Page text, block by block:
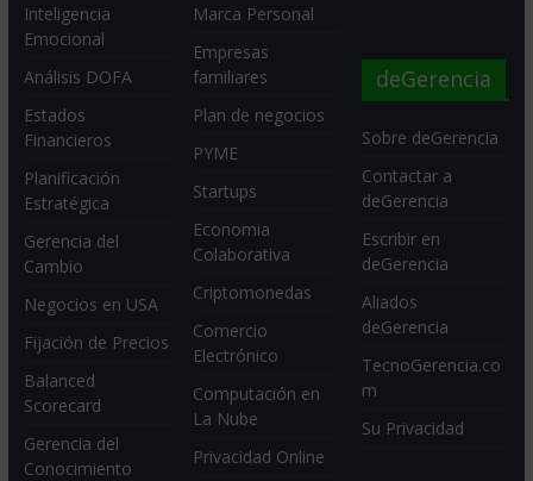
Inteligencia
Emocional
Análisis DOFA
Estados
Financieros
Planificación
Estratégica
Gerencia del
Cambio
Negocios en USA
Fijación de Precios
Balanced
Scorecard
Gerencia del
Conocimiento
Marca Personal
Empresas
familiares
Plan de negocios
PYME
Startups
Economia
Colaborativa
Criptomonedas
Comercio
Electrónico
Computación en
La Nube
Privacidad Online
deGerencia
Sobre deGerencia
Contactar a
deGerencia
Escribir en
deGerencia
Aliados
deGerencia
TecnoGerencia.co
m
Su Privacidad